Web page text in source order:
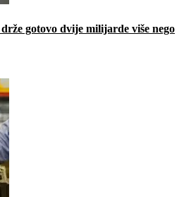
gotovo dvije milijarde više nego